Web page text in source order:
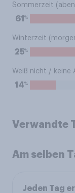
Sommerzeit
61 %
Winterzeit
25%
Weiß nicht / keine
14%
Verwandte
Am selben
Jeden Tag